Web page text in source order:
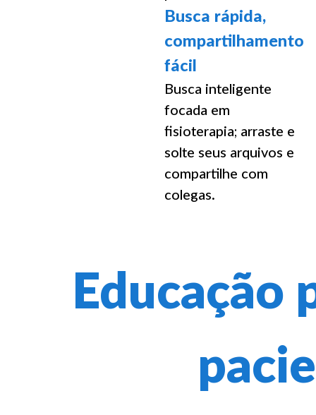
Busca rápida,
compartilhamento
fácil
Busca inteligente
focada em
fisioterapia; arraste e
solte seus arquivos e
compartilhe com
colegas.
Educação